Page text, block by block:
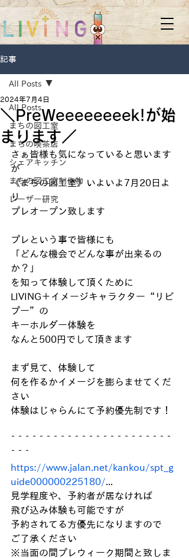
記事
All Posts
まちの図工室
まちの喫茶店
シェアキッチン
まちの図工室制作物
レーザー研究
All Posts
＼PreWeeeeeeeek!が始
まります／
2024年7月4日
さぁ皆様も気になっていると思います
が
《まちの図工室》いよいよ7月20日よ
り
プレオープン致します
プレという事で皆様にも
「どんな機会でどんな事が出来るの
か？」
を知って体験して頂くために
LIVING＋イメージキャラクター“リビ
プー”の
キーホルダー体験を
なんと500円でして頂きます
まず見て、体験して
何を作るかイメージを膨らませてくだ
さい
体験はじゃらんにて予約優先制です！
‾ ‾ ‾ ‾ ‾ ‾ ‾ ‾ ‾ ‾ ‾ ‾ ‾ ‾ ‾ ‾ ‾ ‾ ‾ ‾ ‾ ‾ ‾
‾ ‾ ‾
https://www.jalan.net/kankou/spt_g
uide000000225180/
見学程度や、予約者が居なければ
飛び込み体験も可能ですが
予約されてる方優先になりますので
ご了承ください
※当面の間プレウィーク期間と致しま